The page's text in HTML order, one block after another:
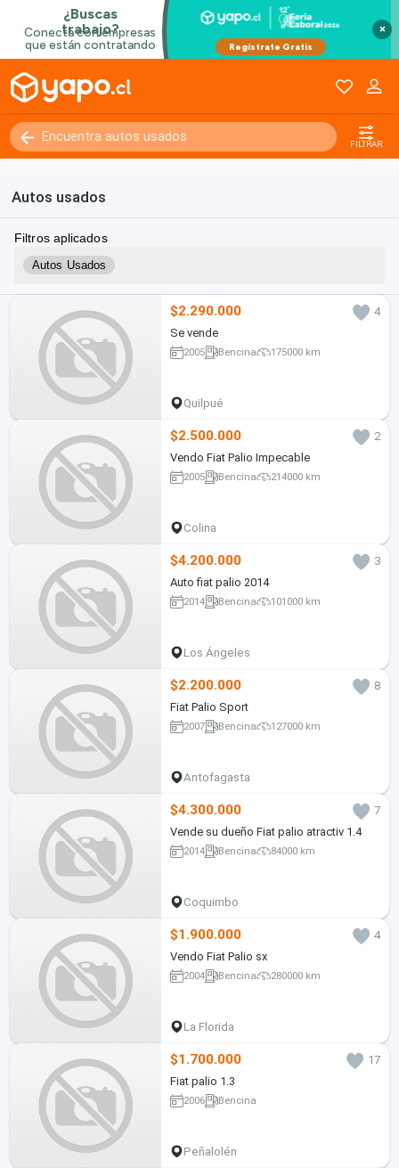
×
FILTRAR
Autos usados
Filtros aplicados
Autos Usados
$2.290.000
4
Se vende
2005 Bencina 175000 km
Quilpué
$2.500.000
2
Vendo Fiat Palio Impecable
2005 Bencina 214000 km
Colina
$4.200.000
3
Auto fiat palio 2014
2014 Bencina 101000 km
Los Ángeles
$2.200.000
8
Fiat Palio Sport
2007 Bencina 127000 km
Antofagasta
$4.300.000
7
Vende su dueño Fiat palio atractiv 1.4
2014 Bencina 84000 km
Coquimbo
$1.900.000
4
Vendo Fiat Palio sx
2004 Bencina 280000 km
La Florida
$1.700.000
17
Fiat palio 1.3
2006 Bencina
Peñalolén